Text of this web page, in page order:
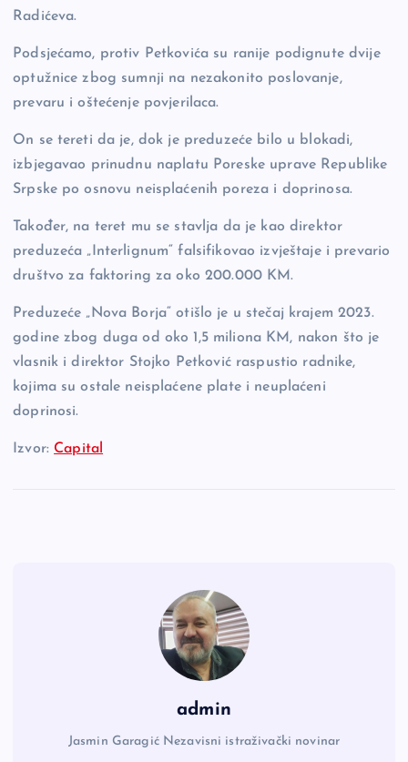
Radićeva.
Podsjećamo, protiv Petkovića su ranije podignute dvije
optužnice zbog sumnji na nezakonito poslovanje,
prevaru i oštećenje povjerilaca.
On se tereti da je, dok je preduzeće bilo u blokadi,
izbjegavao prinudnu naplatu Poreske uprave Republike
Srpske po osnovu neisplaćenih poreza i doprinosa.
Također, na teret mu se stavlja da je kao direktor
preduzeća „Interlignum“ falsifikovao izvještaje i prevario
društvo za faktoring za oko 200.000 KM.
Preduzeće „Nova Borja“ otišlo je u stečaj krajem 2023.
godine zbog duga od oko 1,5 miliona KM, nakon što je
vlasnik i direktor Stojko Petković raspustio radnike,
kojima su ostale neisplaćene plate i neuplaćeni
doprinosi.
Izvor: Capital
admin
Jasmin Garagić Nezavisni istraživački novinar